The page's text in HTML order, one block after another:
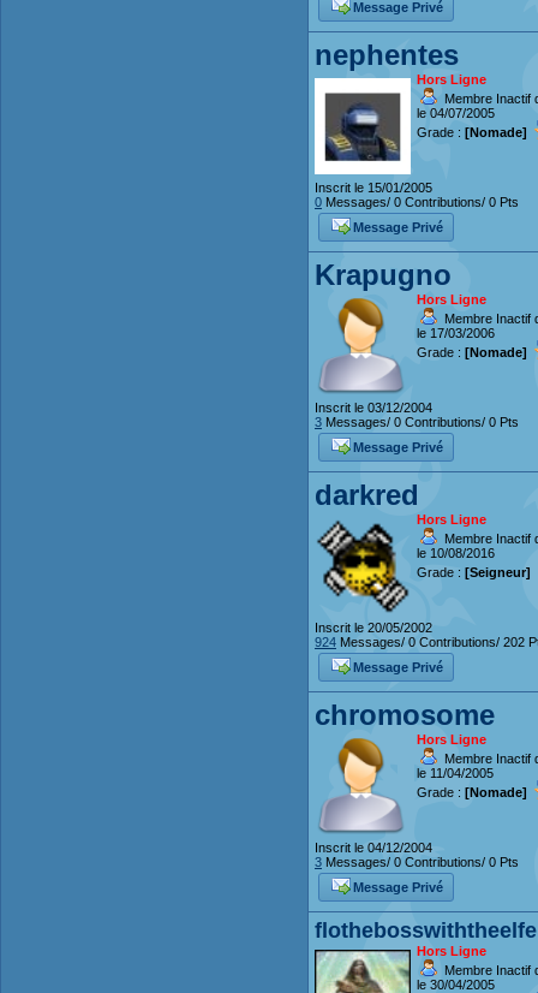
Message Privé
nephentes
Hors Ligne
Membre Inactif
le 04/07/2005
Grade : [Nomade]
Inscrit le 15/01/2005
0 Messages/ 0 Contributions/ 0 Pts
Message Privé
Krapugno
Hors Ligne
Membre Inactif
le 17/03/2006
Grade : [Nomade]
Inscrit le 03/12/2004
3 Messages/ 0 Contributions/ 0 Pts
Message Privé
darkred
Hors Ligne
Membre Inactif
le 10/08/2016
Grade : [Seigneur]
Inscrit le 20/05/2002
924 Messages/ 0 Contributions/ 202
Message Privé
chromosome
Hors Ligne
Membre Inactif
le 11/04/2005
Grade : [Nomade]
Inscrit le 04/12/2004
3 Messages/ 0 Contributions/ 0 Pts
Message Privé
flothebosswiththeelfe
Hors Ligne
Membre Inactif
le 30/04/2005